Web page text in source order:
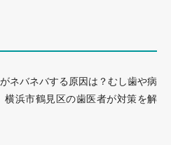
ネバネバする原因は？むし歯や病
横浜市鶴見区の歯医者が対策を解